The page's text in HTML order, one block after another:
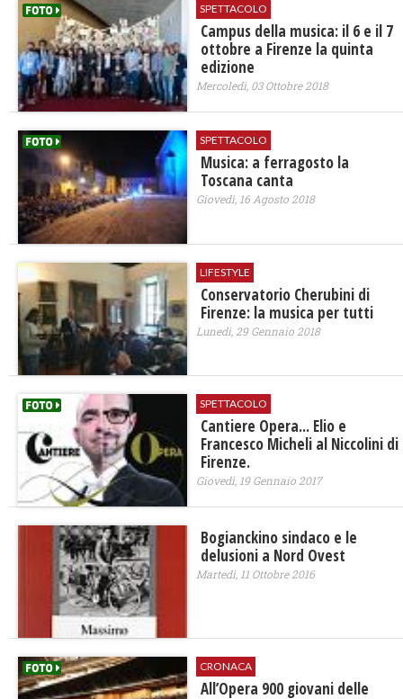
SPETTACOLO
Campus della musica: il 6 e il 7
ottobre a Firenze la quinta
edizione
Mercoledì, 03 Ottobre 2018
SPETTACOLO
Musica: a ferragosto la
Toscana canta
Giovedì, 16 Agosto 2018
LIFESTYLE
​Conservatorio Cherubini di
Firenze: la musica per tutti
Lunedì, 29 Gennaio 2018
SPETTACOLO
Cantiere Opera... Elio e
Francesco Micheli al Niccolini di
Firenze.
Giovedì, 19 Gennaio 2017
Bogianckino sindaco e le
delusioni a Nord Ovest
Martedì, 11 Ottobre 2016
CRONACA
All’Opera 900 giovani delle